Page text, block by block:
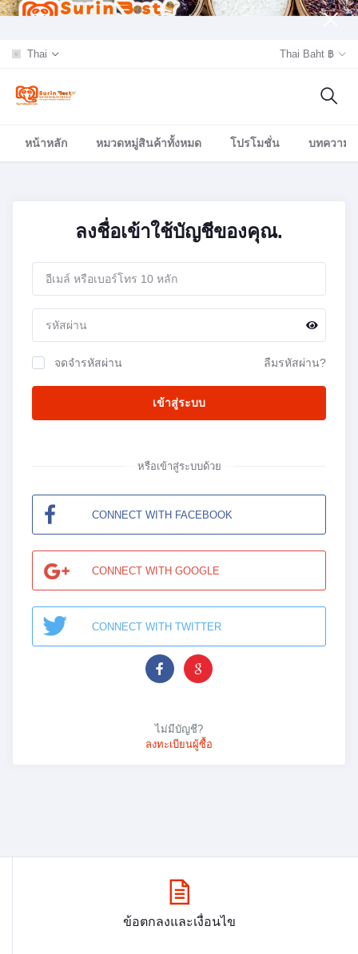
Thai Thai Baht ฿
หน้าหลัก หมวดหมู่สินค้าทั้งหมด โปรโมชั่น บทความ/
ลงชื่อเข้าใช้บัญชีของคุณ.
จดจำรหัสผ่าน ลืมรหัสผ่าน?
เข้าสู่ระบบ
หรือเข้าสู่ระบบด้วย
CONNECT WITH FACEBOOK
CONNECT WITH GOOGLE
CONNECT WITH TWITTER
ไม่มีบัญชี?
ลงทะเบียนผู้ซื้อ
ข้อตกลงและเงื่อนไข